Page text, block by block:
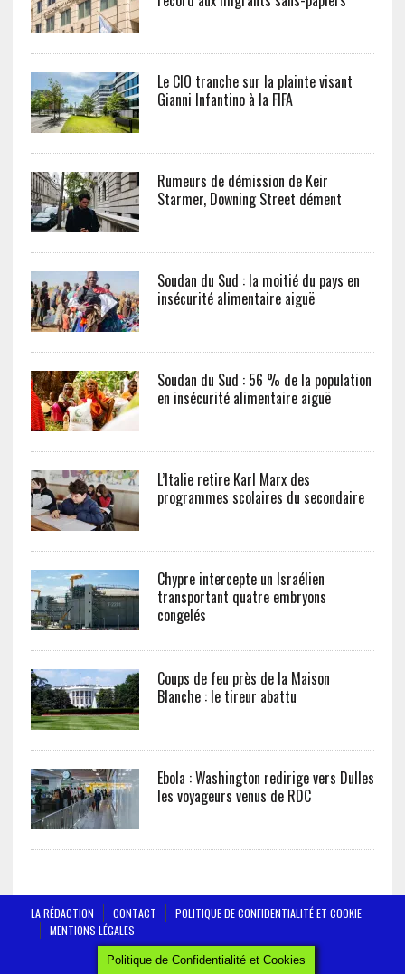
Le CIO tranche sur la plainte visant
Gianni Infantino à la FIFA
Rumeurs de démission de Keir
Starmer, Downing Street dément
Soudan du Sud : la moitié du pays en
insécurité alimentaire aiguë
Soudan du Sud : 56 % de la population
en insécurité alimentaire aiguë
L’Italie retire Karl Marx des
programmes scolaires du secondaire
Chypre intercepte un Israélien
transportant quatre embryons
congelés
Coups de feu près de la Maison
Blanche : le tireur abattu
Ebola : Washington redirige vers Dulles
les voyageurs venus de RDC
LA RÉDACTION CONTACT
POLITIQUE DE CONFIDENTIALITÉ ET COOKIE
MENTIONS LÉGALES
AFRICTELEGRAPH - ALL RIGHTS RESERVED 2019
Politique de Confidentialité et Cookies